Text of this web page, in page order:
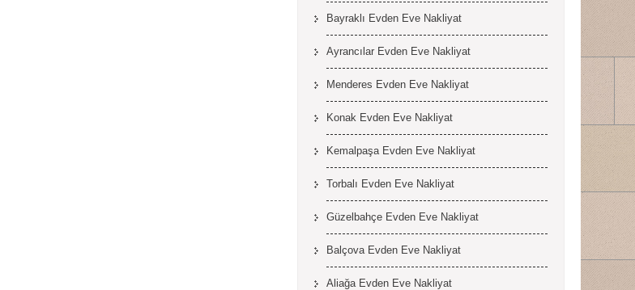
Bayraklı Evden Eve Nakliyat
Ayrancılar Evden Eve Nakliyat
Menderes Evden Eve Nakliyat
Konak Evden Eve Nakliyat
Kemalpaşa Evden Eve Nakliyat
Torbalı Evden Eve Nakliyat
Güzelbahçe Evden Eve Nakliyat
Balçova Evden Eve Nakliyat
Aliağa Evden Eve Nakliyat